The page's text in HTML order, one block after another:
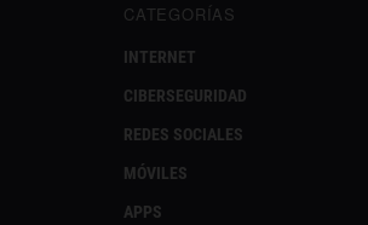
CATEGORÍAS
INTERNET
CIBERSEGURIDAD
REDES SOCIALES
MÓVILES
APPS